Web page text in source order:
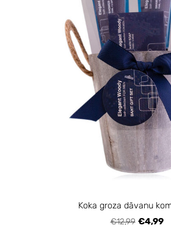
Koka groza dāvanu
€12,99 €4,99